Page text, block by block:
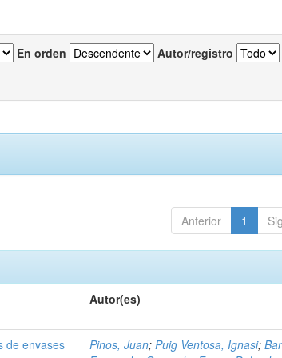
En orden Autor/registro
Anterior 1
Autor(es)
de envases
Pinos, Juan;Puig Ventosa, Ignasi;